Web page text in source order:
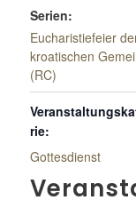
Serien:
Eucharistiefeier
kroatischen
(RC)
rie:
Gottesdienst